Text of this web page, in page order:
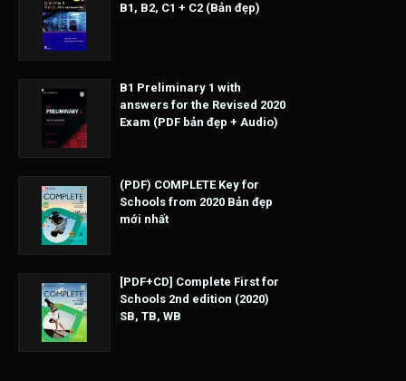
B1, B2, C1 + C2 (Bản đẹp)
B1 Preliminary 1 with
answers for the Revised 2020
Exam (PDF bản đẹp + Audio)
(PDF) COMPLETE Key for
Schools from 2020 Bản đẹp
mới nhất
[PDF+CD] Complete First for
Schools 2nd edition (2020)
SB, TB, WB